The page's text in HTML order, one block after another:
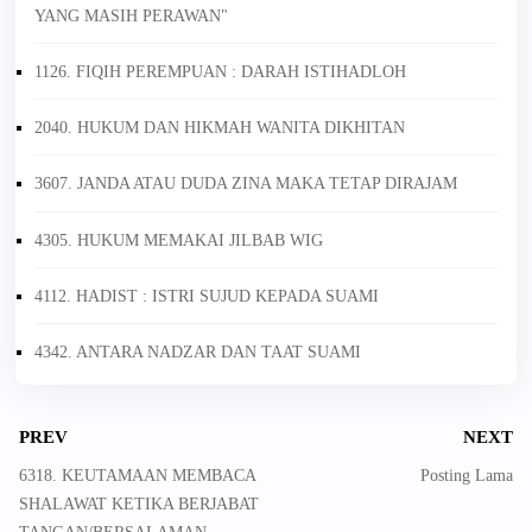
YANG MASIH PERAWAN"
1126. FIQIH PEREMPUAN : DARAH ISTIHADLOH
2040. HUKUM DAN HIKMAH WANITA DIKHITAN
3607. JANDA ATAU DUDA ZINA MAKA TETAP DIRAJAM
4305. HUKUM MEMAKAI JILBAB WIG
4112. HADIST : ISTRI SUJUD KEPADA SUAMI
4342. ANTARA NADZAR DAN TAAT SUAMI
PREV
6318. KEUTAMAAN MEMBACA
SHALAWAT KETIKA BERJABAT
NEXT
Posting Lama